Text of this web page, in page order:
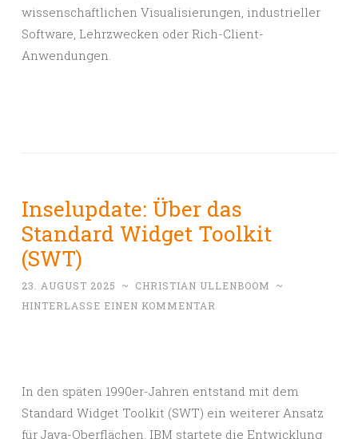
wissenschaftlichen Visualisierungen, industrieller
Software, Lehrzwecken oder Rich-Client-
Anwendungen.
Inselupdate: Über das
Standard Widget Toolkit
(SWT)
23. AUGUST 2025 ~ CHRISTIAN ULLENBOOM
~
HINTERLASSE EINEN KOMMENTAR
In den späten 1990er-Jahren entstand mit dem
Standard Widget Toolkit (SWT) ein weiterer Ansatz
für Java-Oberflächen. IBM startete die Entwicklung